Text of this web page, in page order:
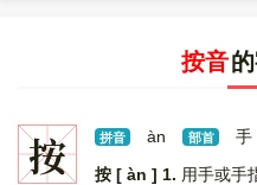
按音
按 拼音 àn 部首 手
按 [ àn ] 1. 用手或手